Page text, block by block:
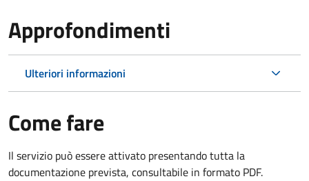
Approfondimenti
Ulteriori informazioni
Come fare
Il servizio può essere attivato presentando tutta la
documentazione prevista, consultabile in formato PDF.